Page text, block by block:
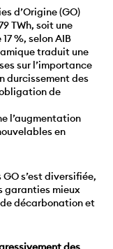
d’Origine (GO)
TWh, soit une
%, selon AIB
traduit une
sur l’importance
durcissement des
de
l’augmentation
en
s’est diversifiée,
garanties mieux
décarbonation et